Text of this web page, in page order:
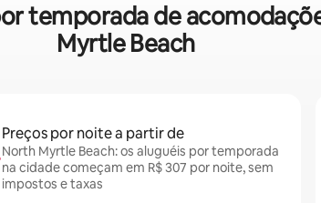
temporada de
Myrtle Beach
Preços por noite a partir de
North Myrtle Beach: os aluguéis por temporada
na cidade começam em R$ 307 por noite, sem
impostos e taxas